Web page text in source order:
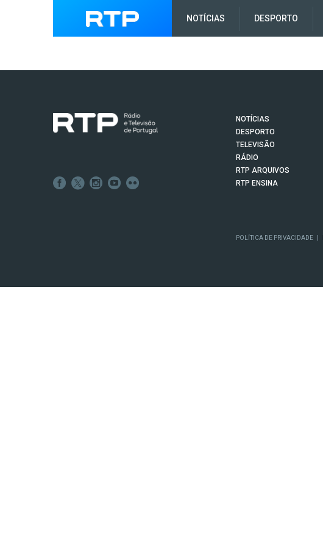
NOTÍCIAS DESPORTO
NOTÍCIAS
DESPORTO
TELEVISÃO
RÁDIO
RTP ARQUIVOS
RTP ENSINA
POLÍTICA DE PRIVACIDADE